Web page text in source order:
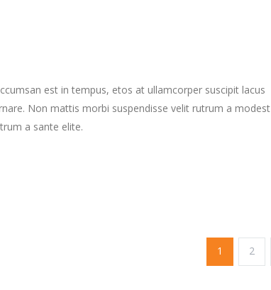
est in tempus, etos at ullamcorper suscipit lacus
Non mattis morbi suspendisse velit rutrum a modest
a sante elite.
1 2